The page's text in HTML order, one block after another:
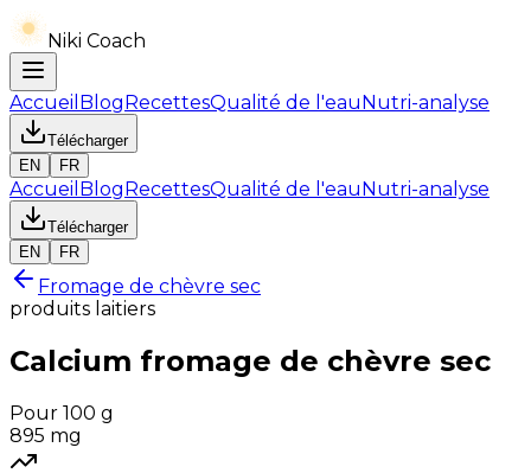
Niki Coach
Accueil BlogRecettesQualité de l'eauNutri-analyse
Télécharger
EN
FR
Accueil BlogRecettesQualité de l'eauNutri-analyse
Télécharger
EN
FR
Fromage de chèvre sec
produits laitiers
Calcium fromage de chèvre sec
Pour 100 g
895 mg